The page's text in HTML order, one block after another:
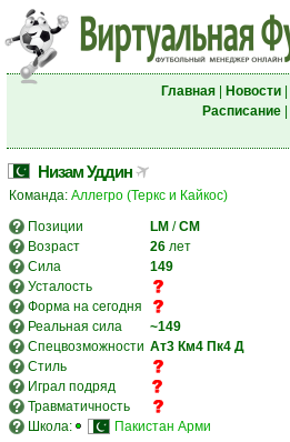
Главная| Новости|
Расписание|
Низам Уддин
Команда: Аллегро (Теркс и Кайкос)
Позиции
LM /CM
Возраст
26 лет
Сила
149
Усталость
Форма на сегодня
Реальная сила
~149
Спецвозможности Ат3 Км4 Пк4 Д
Стиль
Играл подряд
Травматичность
Школа:
Пакистан Арми